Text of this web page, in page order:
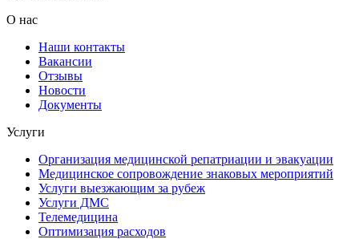
О нас
Наши контакты
Вакансии
Отзывы
Новости
Документы
Услуги
Организация медицинской репатриации и эвакуации
Медицинское сопровождение знаковых мероприятий
Услуги выезжающим за рубеж
Услуги ДМС
Телемедицина
Оптимизация расходов